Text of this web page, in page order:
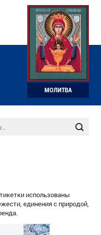
МОЛИТВА
использованы
единения с природой,